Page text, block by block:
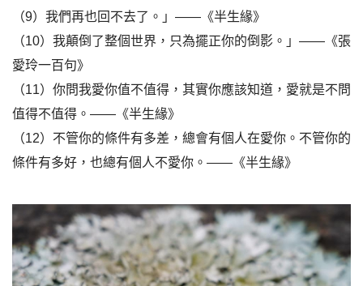
（9）我們再也回不去了。」——《半生緣》
（10）我顛倒了整個世界，只為擺正你的倒影。」——《張
愛玲一百句》
（11）你問我愛你值不值得，其實你應該知道，愛就是不問
值得不值得。——《半生緣》
（12）不管你的條件有多差，總會有個人在愛你。不管你的
條件有多好，也總有個人不愛你。——《半生緣》